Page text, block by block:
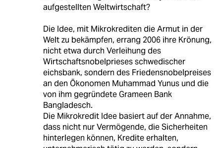
aufgestellten Weltwirtschaft?
Die Idee, mit Mikrokrediten die Armut in der
Welt zu bekämpfen, errang 2006 ihre Krönung,
nicht etwa durch Verleihung des
Wirtschaftsnobelprieses schwedischer
eichsbank, sondern des Friedensnobelpreises
an den Ökonomen Muhammad Yunus und die
von ihm gegründete Grameen Bank
Bangladesch.
Die Mikrokredit Idee basiert auf der Annahme,
dass nicht nur Vermögende, die Sicherheiten
hinterlegen können, Kredite erhalten,